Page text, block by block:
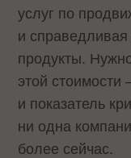
услуг по
и
продукты.
этой
и показатель
ни одна
более сейчас.